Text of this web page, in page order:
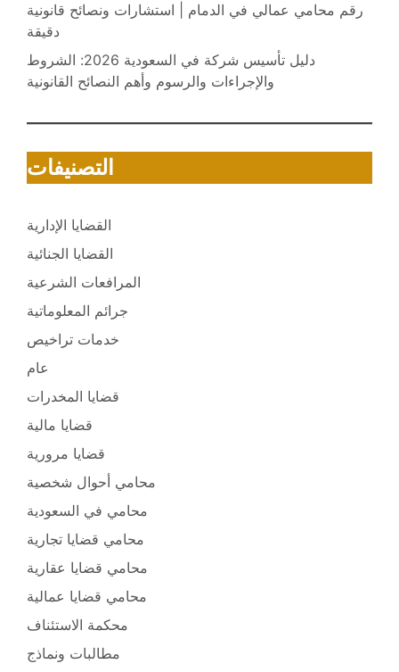
رقم محامي عمالي في الدمام | استشارات ونصائح قانونية
دقيقة
دليل تأسيس شركة في السعودية 2026: الشروط
والإجراءات والرسوم وأهم النصائح القانونية
التصنيفات
القضايا الإدارية
القضايا الجنائية
المرافعات الشرعية
جرائم المعلوماتية
خدمات تراخيص
عام
قضايا المخدرات
قضايا مالية
قضايا مرورية
محامي أحوال شخصية
محامي في السعودية
محامي قضايا تجارية
محامي قضايا عقارية
محامي قضايا عمالية
محكمة الاستئناف
مطالبات ونماذج